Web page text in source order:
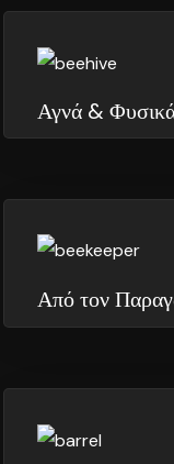
Αγνά &
Από τον